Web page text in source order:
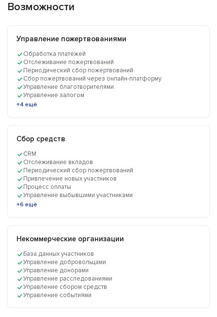
Возможности
Управление пожертвованиями
Обработка платежей
Отслеживание пожертвований
Периодический сбор пожертвований
Сбор пожертвований через онлайн-платформу
Управление благотворителями
Управление залогом
+4 ещё
Сбор средств
CRM
Отслеживание вкладов
Периодический сбор пожертвований
Привлечение новых участников
Процесс оплаты
Управление выбывшими участниками
+6 ещё
Некоммерческие организации
База данных участников
Управление добровольцами
Управление донорами
Управление расследованиями
Управление сбором средств
Управление событиями